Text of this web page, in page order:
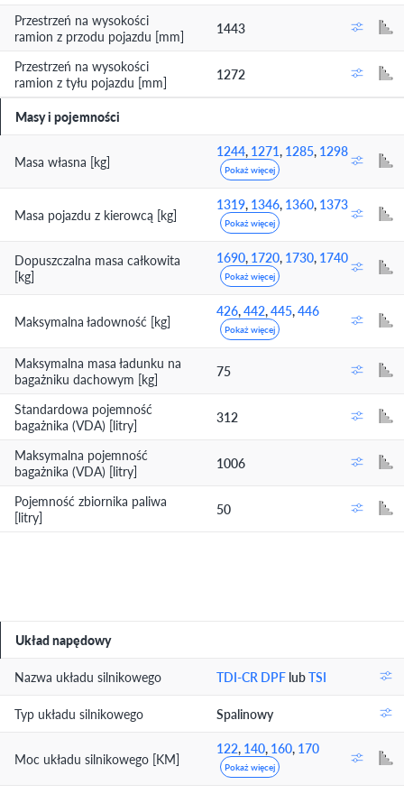
Przestrzeń na wysokości
ramion z przodu pojazdu [mm]
1443
Przestrzeń na wysokości
ramion z tyłu pojazdu [mm]
1272
Masy i pojemności
Masa własna [kg]
1244, 1271, 1285, 1298
Pokaż więcej
Masa pojazdu z kierowcą [kg]
1319, 1346, 1360, 1373
Pokaż więcej
Dopuszczalna masa całkowita
[kg]
1690, 1720, 1730, 1740
Pokaż więcej
Maksymalna ładowność [kg]
426,442,445,446
Pokaż więcej
Maksymalna masa ładunku na
bagażniku dachowym [kg]
75
Standardowa pojemność
bagażnika (VDA) [litry]
312
Maksymalna pojemność
bagażnika (VDA) [litry]
1006
Pojemność zbiornika paliwa
[litry]
50
Układ napędowy
Nazwa układu silnikowego TDI-CR DPF lubTSI
Typ układu silnikowego Spalinowy
Moc układu silnikowego [KM]
122, 140, 160, 170
Pokaż więcej